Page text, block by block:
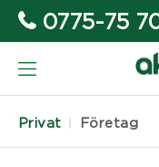
0775-75
Privat Företag